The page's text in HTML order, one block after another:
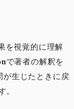
を視覚的に理解
で著者の解釈を
が生じたときに戻
。